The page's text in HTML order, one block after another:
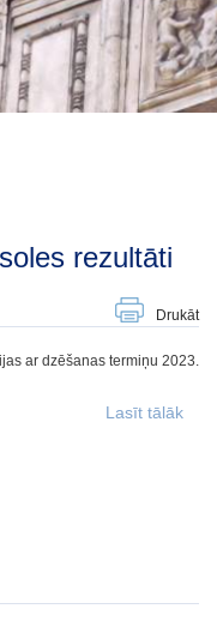
rezultāti
Drukāt
ar dzēšanas termiņu 2023.
Lasīt tālāk